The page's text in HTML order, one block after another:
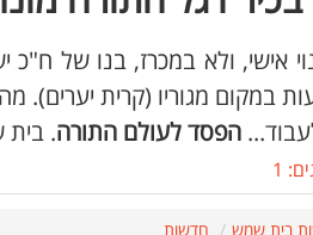
אישי, ולא במכרז, בנו של
במקום מגוריו (קרית יערים).
הפסד לעולם התורה. בית
1
בית שמש חדשות
הגדלת האתר